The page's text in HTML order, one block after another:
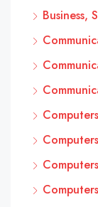
Business,